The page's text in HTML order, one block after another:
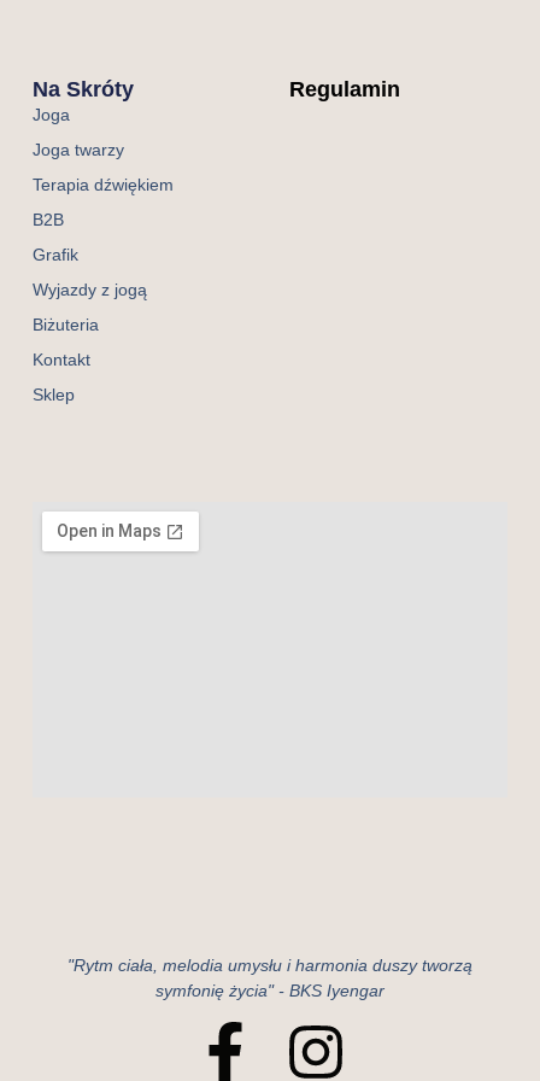
"Rytm ciała, melodia umysłu i harmonia duszy tworzą
symfonię życia" - BKS Iyengar
Na Skróty
Joga
Joga twarzy
Terapia dźwiękiem
B2B
Grafik
Wyjazdy z jogą
Biżuteria
Kontakt
Sklep
Regulamin